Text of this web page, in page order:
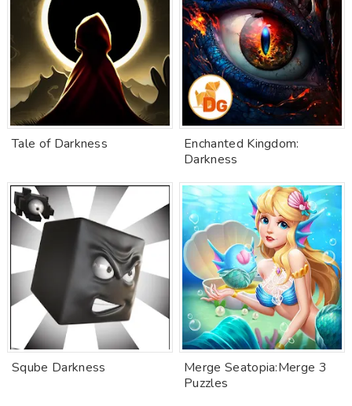
Tale of Darkness
Enchanted Kingdom:
Darkness
Sqube Darkness
Merge Seatopia:Merge 3
Puzzles